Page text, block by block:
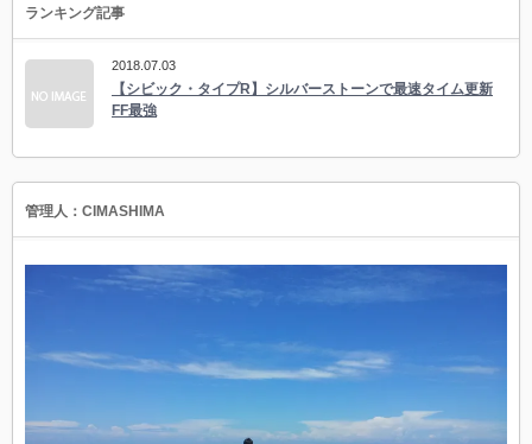
ランキング記事
2018.07.03
【シビック・タイプR】シルバーストーンで最速タイム更新
FF最強
管理人：CIMASHIMA